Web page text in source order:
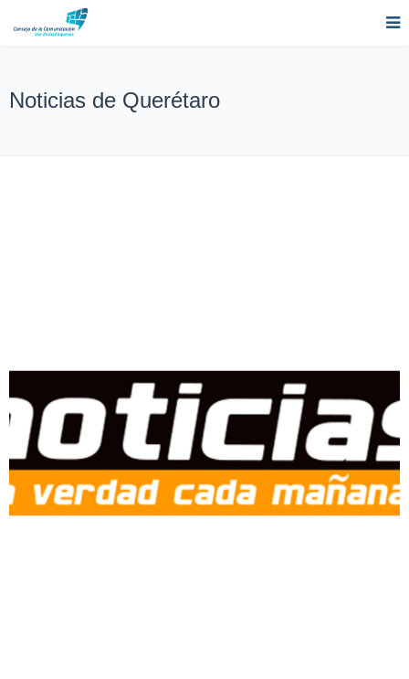
Noticias de Querétaro